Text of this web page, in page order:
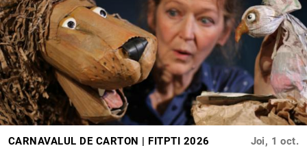
CARNAVALUL DE CARTON | FITPTI 2026 Joi, 1 oct.